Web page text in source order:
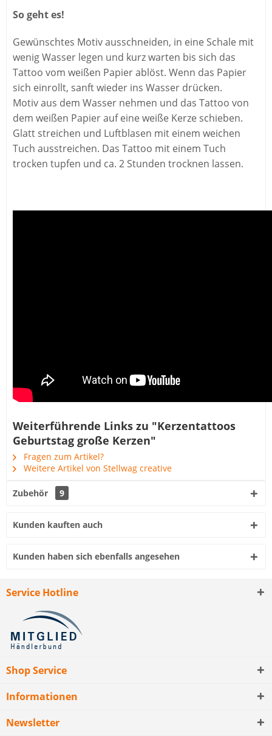
So geht es!
Gewünschtes Motiv ausschneiden, in eine Schale mit
wenig Wasser legen und kurz warten bis sich das
Tattoo vom weißen Papier ablöst. Wenn das Papier
sich einrollt, sanft wieder ins Wasser drücken.
Motiv aus dem Wasser nehmen und das Tattoo von
dem weißen Papier auf eine weiße Kerze schieben.
Glatt streichen und Luftblasen mit einem weichen
Tuch ausstreichen. Das Tattoo mit einem Tuch
trocken tupfen und ca. 2 Stunden trocknen lassen.
Weiterführende Links zu "Kerzentattoos
Geburtstag große Kerzen"
Fragen zum Artikel?
Weitere Artikel von Stellwag creative
Zubehör 9
Kunden kauften auch
Kunden haben sich ebenfalls angesehen
Service Hotline
Shop Service
Informationen
Newsletter